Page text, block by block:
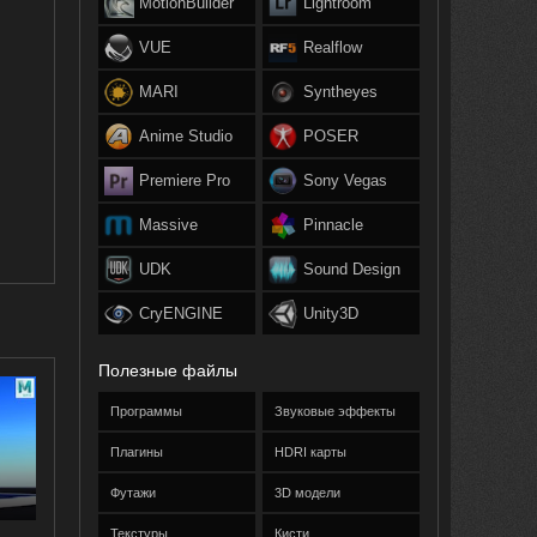
VUE
MARI
Anime Studio
Premiere Pro
Massive
UDK
CryENGINE
Realflow
Syntheyes
POSER
Sony Vegas
Pinnacle
Sound Design
Unity3D
Полезные файлы
Программы
Плагины
Футажи
Текстуры
Звуковые эффекты
HDRI карты
3D модели
Кисти